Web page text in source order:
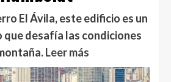
El Ávila, este edificio es un
desafía las condiciones
Leer más